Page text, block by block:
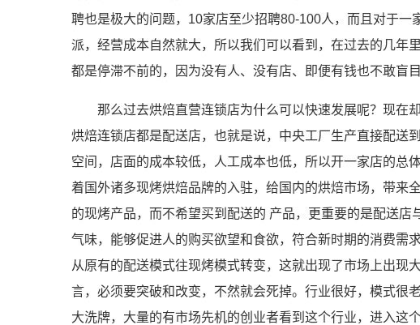
聘也是极大的问题，10家店至少招聘80-100人，而且对于
派，经营成本自然就大，所以我们可以看到，在过去的几年
都是停滞不前的，因为没有人、没有店、即便有钱也不敢盲目
那么过去烘焙直营连锁店为什么可以快速发展呢？现在
烘焙连锁店都是配送店，也就是说，中央工厂生产直接配送
空间，店面的成本较低，人工成本也低，所以开一家店的总
着国外诸多现烤烘焙品牌的入驻，给国内的烘焙市场，带来
的现烤产品，而不希望买到配送的 产品，更重要的是配送
气味，能够促进人的购买欲望和食欲，符合新时期的消费需
从原有的配送模式往现烤模式转变，这就出现了市场上出现
言，必须要突破和改变，不然就会死掉。行业很好，模式很
大洗牌，大量的有市场先机的创业者看到这个行业，进入这